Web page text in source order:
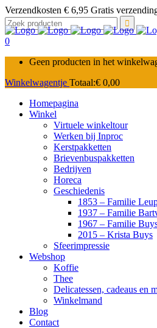
Verzendkosten € 6,95 Gratis
Zoek
naar:
0
Geen producten in het
Winkelwagentje Totaal:€ 0,00
Homepagina
Winkel
Virtuele winkeltour
Werken bij Inproc
Kerstpakketten
Brievenbuspakketten
Bedrijven
Horeca
Geschiedenis
1853 – Familie
1937 – Familie
1967 – Familie
2015 – Krista Buys
Sfeerimpressie
Webshop
Koffie
Thee
Delicatessen, cadeaus en
Winkelmand
Blog
Contact